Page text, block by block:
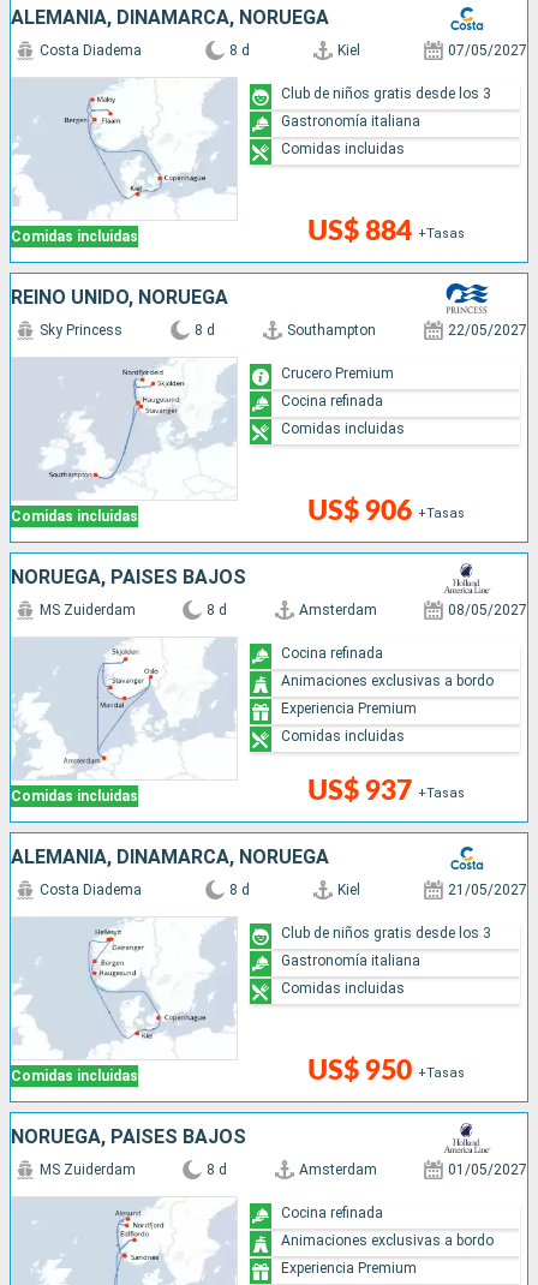
ALEMANIA, DINAMARCA, NORUEGA
Comidas incluidas
Costa Diadema 8 d Kiel 07/05/2027
US$ 884 +Tasas
Club de niños gratis desde los 3
Gastronomía italiana
Comidas incluidas
REINO UNIDO, NORUEGA
Comidas incluidas
Sky Princess 8 d Southampton 22/05/2027
US$ 906 +Tasas
Crucero Premium
Cocina refinada
Comidas incluidas
NORUEGA, PAISES BAJOS
Comidas incluidas
MS Zuiderdam 8 d Amsterdam 08/05/2027
US$ 937 +Tasas
Cocina refinada
Animaciones exclusivas a bordo
Experiencia Premium
Comidas incluidas
ALEMANIA, DINAMARCA, NORUEGA
Comidas incluidas
Costa Diadema 8 d Kiel 21/05/2027
US$ 950 +Tasas
Club de niños gratis desde los 3
Gastronomía italiana
Comidas incluidas
NORUEGA, PAISES BAJOS
MS Zuiderdam 8 d Amsterdam 01/05/2027
Cocina refinada
Animaciones exclusivas a bordo
Experiencia Premium